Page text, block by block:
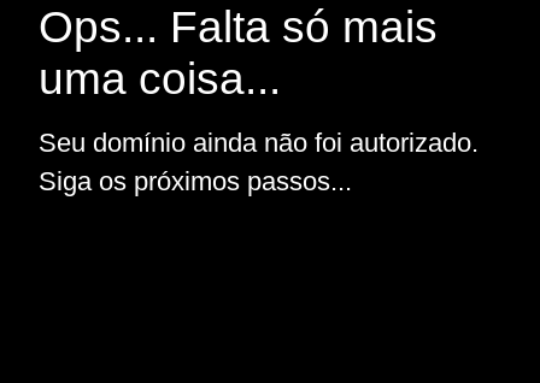
Ops... Falta só mais
uma coisa...
Seu domínio ainda não foi autorizado.
Siga os próximos passos...